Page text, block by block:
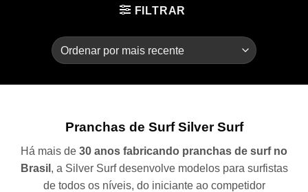
FILTRAR
Pranchas de Surf Silver Surf
Há mais de 30 anos fabricando pranchas de surf no
Brasil , a Silver Surf desenvolve modelos para surfistas
de todos os níveis, do iniciante ao competidor